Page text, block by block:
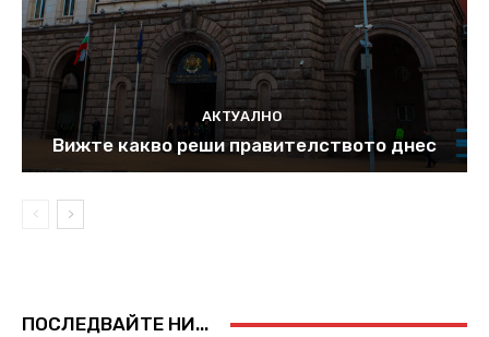
АКТУАЛНО
Вижте какво реши правителството днес
ПОСЛЕДВАЙТЕ НИ...